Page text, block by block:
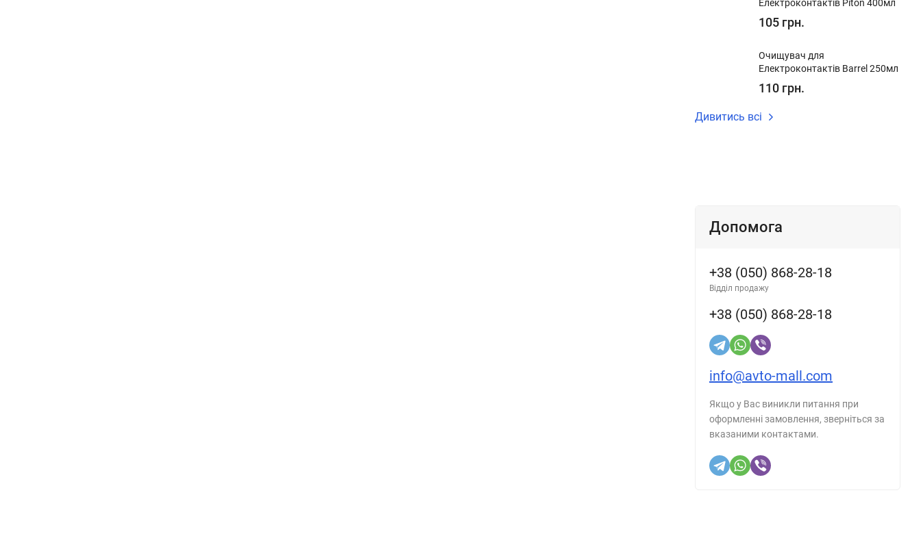
Електроконтактів Piton 400мл
105 грн.
Очищувач для
Електроконтактів Barrel 250мл
110 грн.
Дивитись всі
Допомога
+38 (050) 868-28-18
Відділ продажу
+38 (050) 868-28-18
info@avto-mall.com
Якщо у Вас виникли питання при
оформленні замовлення, зверніться за
вказаними контактами.